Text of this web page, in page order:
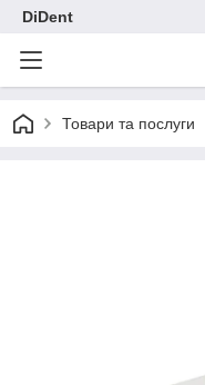
DiDent
Товари та послуги